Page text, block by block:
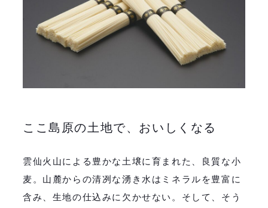
ここ島原の土地で、おいしくなる
雲仙火山による豊かな土壌に育まれた、良質な小
麦。山麓からの清冽な湧き水はミネラルを豊富に
含み、生地の仕込みに欠かせない。そして、そう